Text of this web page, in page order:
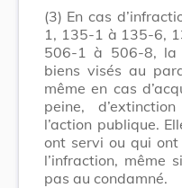
(3) En cas
1, 135-1 à 135-6,
506-1 à 506-8, la
biens visés au
même en cas
peine,
l’action publique.
ont servi ou qui
l’infraction, même
pas au condamné.